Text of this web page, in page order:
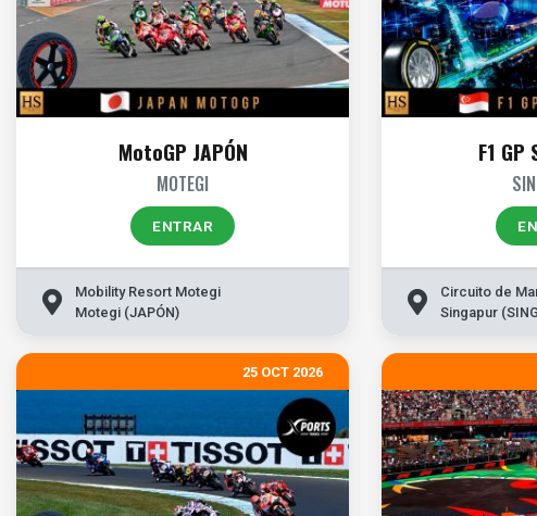
MotoGP JAPÓN
MOTEGI
ENTRAR
Mobility Resort Motegi
Motegi (JAPÓN)
F1 GP
Circuito de
Singapur
25 OCT 2026